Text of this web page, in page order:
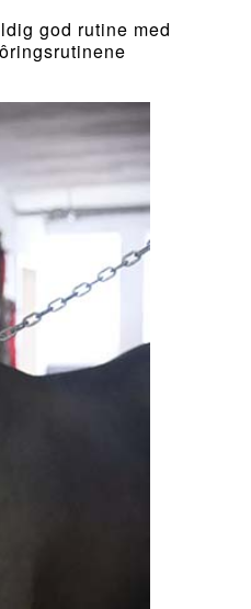
god rutine med